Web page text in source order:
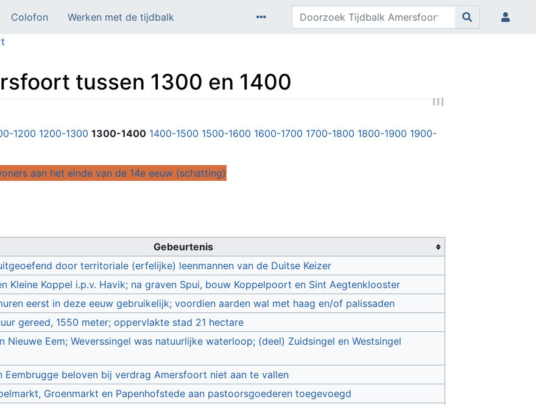
Colofon
Werken met de tijdbalk
tussen 1300 en 1400
1200 1200-1300 1300-1400 1400-1500 1500-1600 1600-1700 1700-1800 1800-1900 1900-
aan het einde van de 14e eeuw (schatting)
Gebeurtenis
door territoriale (erfelijke) leenmannen van de Duitse Keizer
Kleine Koppel i.p.v. Havik; na graven Spui, bouw Koppelpoort en Sint Aegtenklooster
eerst in deze eeuw gebruikelijk; voordien aarden wal met haag en/of palissaden
gereed, 1550 meter; oppervlakte stad 21 hectare
Nieuwe Eem; Weverssingel was natuurlijke waterloop; (deel) Zuidsingel en Westsingel
Eembrugge beloven bij verdrag Amersfoort niet aan te vallen
Groenmarkt en Papenhofstede aan pastoorsgoederen toegevoegd